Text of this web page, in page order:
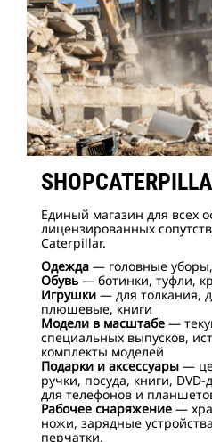
Единый магазин для всех
лицензированных
Caterpillar.
Одежда — головные
Обувь — ботинки, туфли,
Игрушки — для толкания,
плюшевые, книги
Модели в масштабе —
специальных выпусков,
комплекты моделей
Подарки и аксессуары —
ручки, посуда, книги,
для телефонов и
Рабочее снаряжение —
ножи, зарядные
перчатки.